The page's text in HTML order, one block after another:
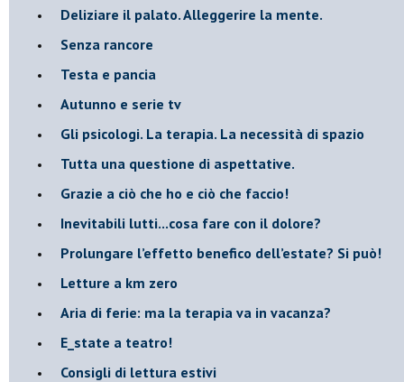
​Deliziare il palato. Alleggerire la mente.
​Senza rancore
​Testa e pancia
​Autunno e serie tv
​Gli psicologi. La terapia. La necessità di spazio
​Tutta una questione di aspettative.
​Grazie a ciò che ho e ciò che faccio!
​Inevitabili lutti...cosa fare con il dolore?
Prolungare l’effetto benefico dell’estate? Si può!
​Letture a km zero
​Aria di ferie: ma la terapia va in vacanza?
​E_state a teatro!
​Consigli di lettura estivi